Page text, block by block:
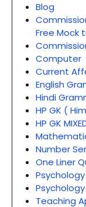
Blog
Free Mock
Computer
Current
English
Hindi
HP GK (
HP GK
Number
One Liner
Psychology
Teaching